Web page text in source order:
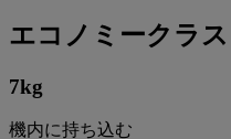
エコノミークラス
7kg
機内に持ち込む